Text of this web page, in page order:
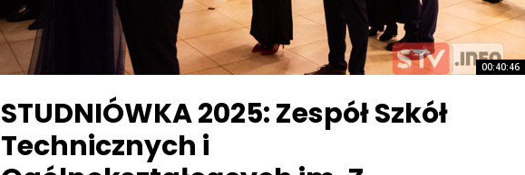
00:40:46
STUDNIÓWKA 2025: Zespół Szkół
Technicznych i